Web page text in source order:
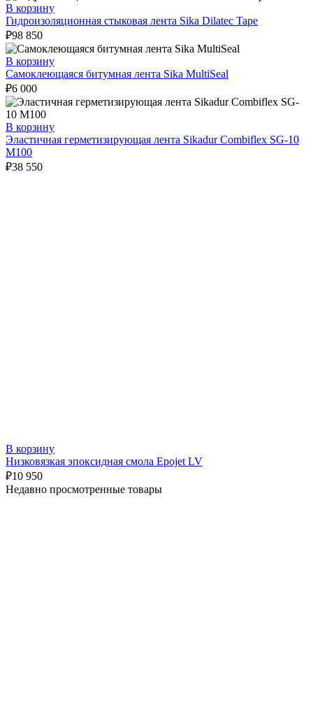
В корзину
Гидроизоляционная стыковая лента Sika Dilatec Tape
₽98 850
В корзину
Самоклеющаяся битумная лента Sika MultiSeal
₽6 000
В корзину
Эластичная герметизирующая лента Sikadur Combiflex SG-10
M100
₽38 550
В корзину
Низковязкая эпоксидная смола Epojet LV
₽10 950
Недавно просмотренные товары